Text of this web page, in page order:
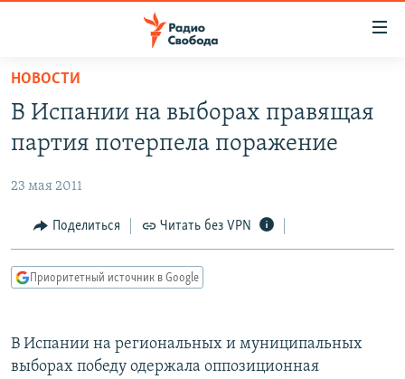
упрощенного
доступа
основному
Вернутся
главной
навигации
поиску
АВТОРСКИЕ ПРОЕКТЫ
ЦИТАТЫ СВОБОДЫ
МНЕНИЯ
IDEL.РЕАЛИИ
СЕВЕР.РЕАЛИИ
НОВОСТИ
В Испании на выборах правящая
партия потерпела поражение
23 мая 2011
Поделиться Читать без VPN
Приоритетный источник в Google
В Испании на региональных и муниципальных
выборах победу одержала оппозиционная